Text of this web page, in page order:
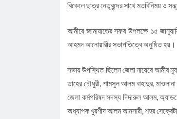
বিকেলে ছাত্র নেতৃবৃন্দের সাথে মতবিনিময় ও
আমীরে জামায়াতের সফর উপলক্ষে ১৫
আহমদ আনোয়ারীর সভাপতিত্বে অনুষ্ঠিত হয়।
সভায় উপস্থিত ছিলেন জেলা নায়েবে আমীর
তাহের চৌধুরী, শামসুল আলম বাহাদুর,
জেলা কর্মপরিষদ সদস্য দিদারুল আলম,
অধ্যাপক খুরশীদ আলম আনসারী, শহর